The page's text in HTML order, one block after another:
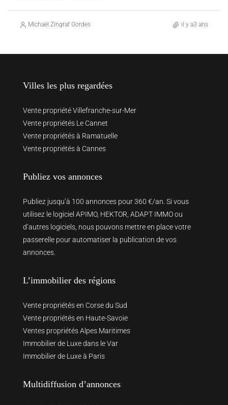
Michaël Zingraf Gordes il y a3 ans
Villes les plus regardées
Vente propriété Villefranche-sur-Mer
Vente propriétés Le Cannet
Vente propriétés à Ramatuelle
Vente propriétés à Cannes
Publiez vos annonces
Publiez jusqu’à 100 annonces pour 360 €/an. Si vous
utilisez le logiciel APIMO, HEKTOR, ADAPT IMMO ou
d’autres logiciels, nous pouvons mettre en place votre
passerelle pour automatiser la publication de vos
annonces.
L’immobilier des régions
Vente propriétés en Corse du Sud
Vente propriétés en Haute-Savoie
Ventes propriétés Alpes Maritimes
Immobilier de Luxe dans le Var
Immobilier de Luxe à Paris
Multidiffusion d’annonces